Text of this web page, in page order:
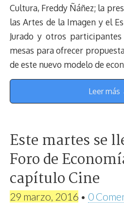
Cultura, Freddy Ñáñez; la
las Artes de la Imagen y el
Jurado y otros
mesas para ofrecer
de este nuevo modelo de
Leer más
Este martes se
Foro de
capítulo Cine
29 marzo, 2016 • 0